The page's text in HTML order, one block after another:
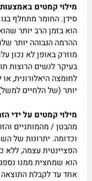
מילוי קמטים
סידן. החומר מתחלף
ההרמה הגבוהה יותר
מוזרק באופן לא נכון
בעיקר לנשים הרוצות
לחומצה היאלורונית,
יותר (של הלחיים
מילוי קמטים על ידי
מהבטן / מהמותניים
וכדומה. יתרונות של
הפציינטית עצמה, ללא
הוא שמחצית ממנו
אחד עד לקבלת התוצאה